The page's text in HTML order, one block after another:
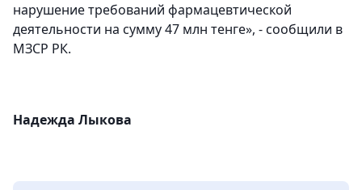
нарушение требований фармацевтической
деятельности на сумму 47 млн тенге», - сообщили в
МЗСР РК.
Надежда Лыкова